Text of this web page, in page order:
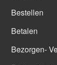
Bestellen
Betalen
Bezorgen-